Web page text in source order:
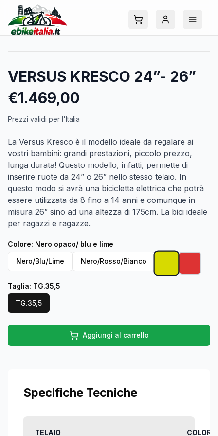
VERSUS KRESCO 24”- 26”
€1.469,00
Prezzi validi per l'Italia
La Versus Kresco è il modello ideale da regalare ai
vostri bambini: grandi prestazioni, piccolo prezzo,
lunga durata! Questo modello, infatti, permette di
inserire ruote da 24” o 26” nello stesso telaio. In
questo modo si avrà una bicicletta elettrica che potrà
essere utilizzata da 8 fino a 14 anni e comunque in
misura 26” sino ad una altezza di 175cm. La bici ideale
per ragazzi e ragazze.
Colore: Nero opaco/ blu e lime
Nero/Blu/Lime Nero/Rosso/Bianco
Taglia: TG.35,5
TG.35,5
Aggiungi al carrello
Specifiche Tecniche
TELAIO COLORE